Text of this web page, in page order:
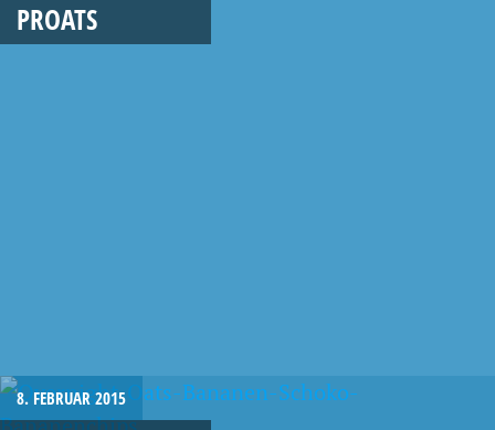
PROATS
8. FEBRUAR 2015